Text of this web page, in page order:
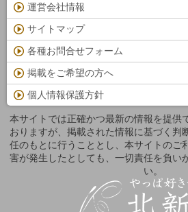
運営会社情報
サイトマップ
各種お問合せフォーム
掲載をご希望の方へ
個人情報保護方針
本サイトでは正確かつ最新の情報を提供
おりますが、掲載された情報に基づく判
任のもとに行うこととし、本サイトのご
害が発生したとしても、一切責任を負い
い。